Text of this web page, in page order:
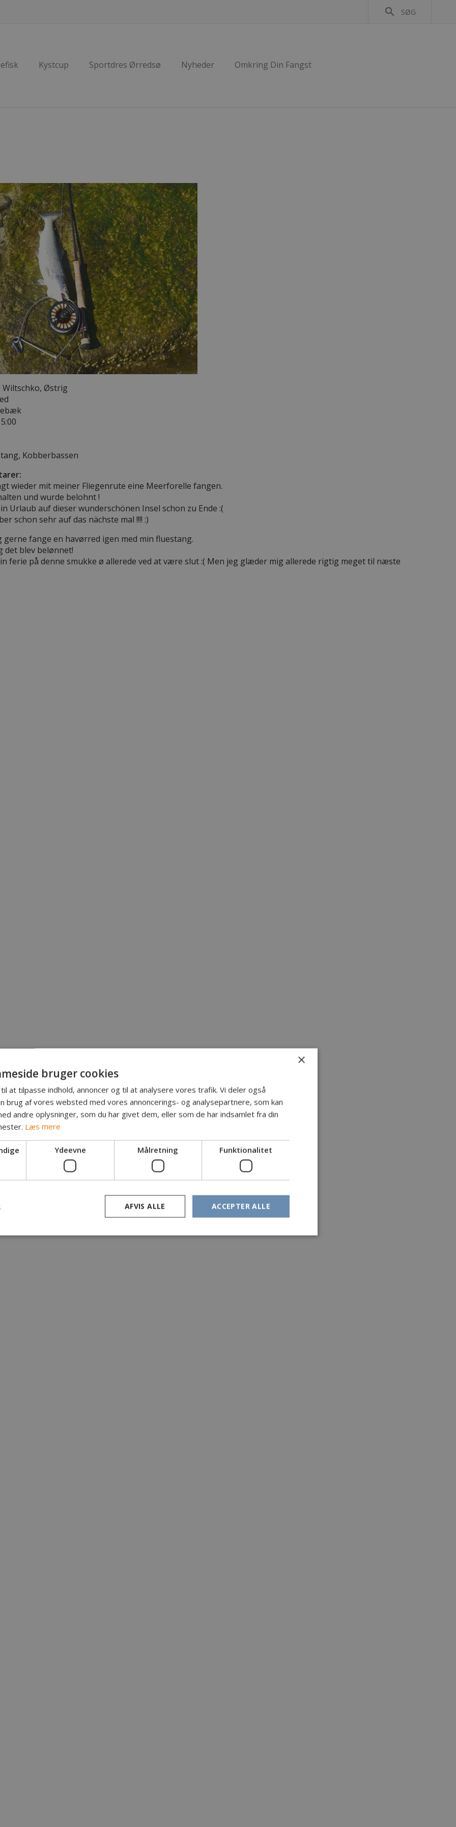
search SØG
Kystcup Sportdres Ørredsø Nyheder Omkring Din Fangst
Wiltschko, Østrig
Kobberbassen
wieder mit meiner Fliegenrute eine Meerforelle fangen.
und wurde belohnt !
Urlaub auf dieser wunderschönen Insel schon zu Ende :(
schon sehr auf das nächste mal !!!! :)
gerne fange en havørred igen med min fluestang.
det blev belønnet!
ferie på denne smukke ø allerede ved at være slut :( Men jeg glæder mig allerede rigtig meget til næste
×
bruger cookies
at tilpasse indhold, annoncer og til at analysere vores trafik. Vi deler også
brug af vores websted med vores annoncerings- og analysepartnere, som kan
andre oplysninger, som du har givet dem, eller som de har indsamlet fra din
Læs mere
Ydeevne Målretning Funktionalitet
ACCEPTER ALLE
AFVIS ALLE